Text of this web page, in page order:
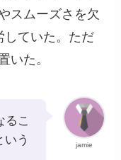
スムーズさを欠
していた。ただ
いた。
jamie
るこ
いう